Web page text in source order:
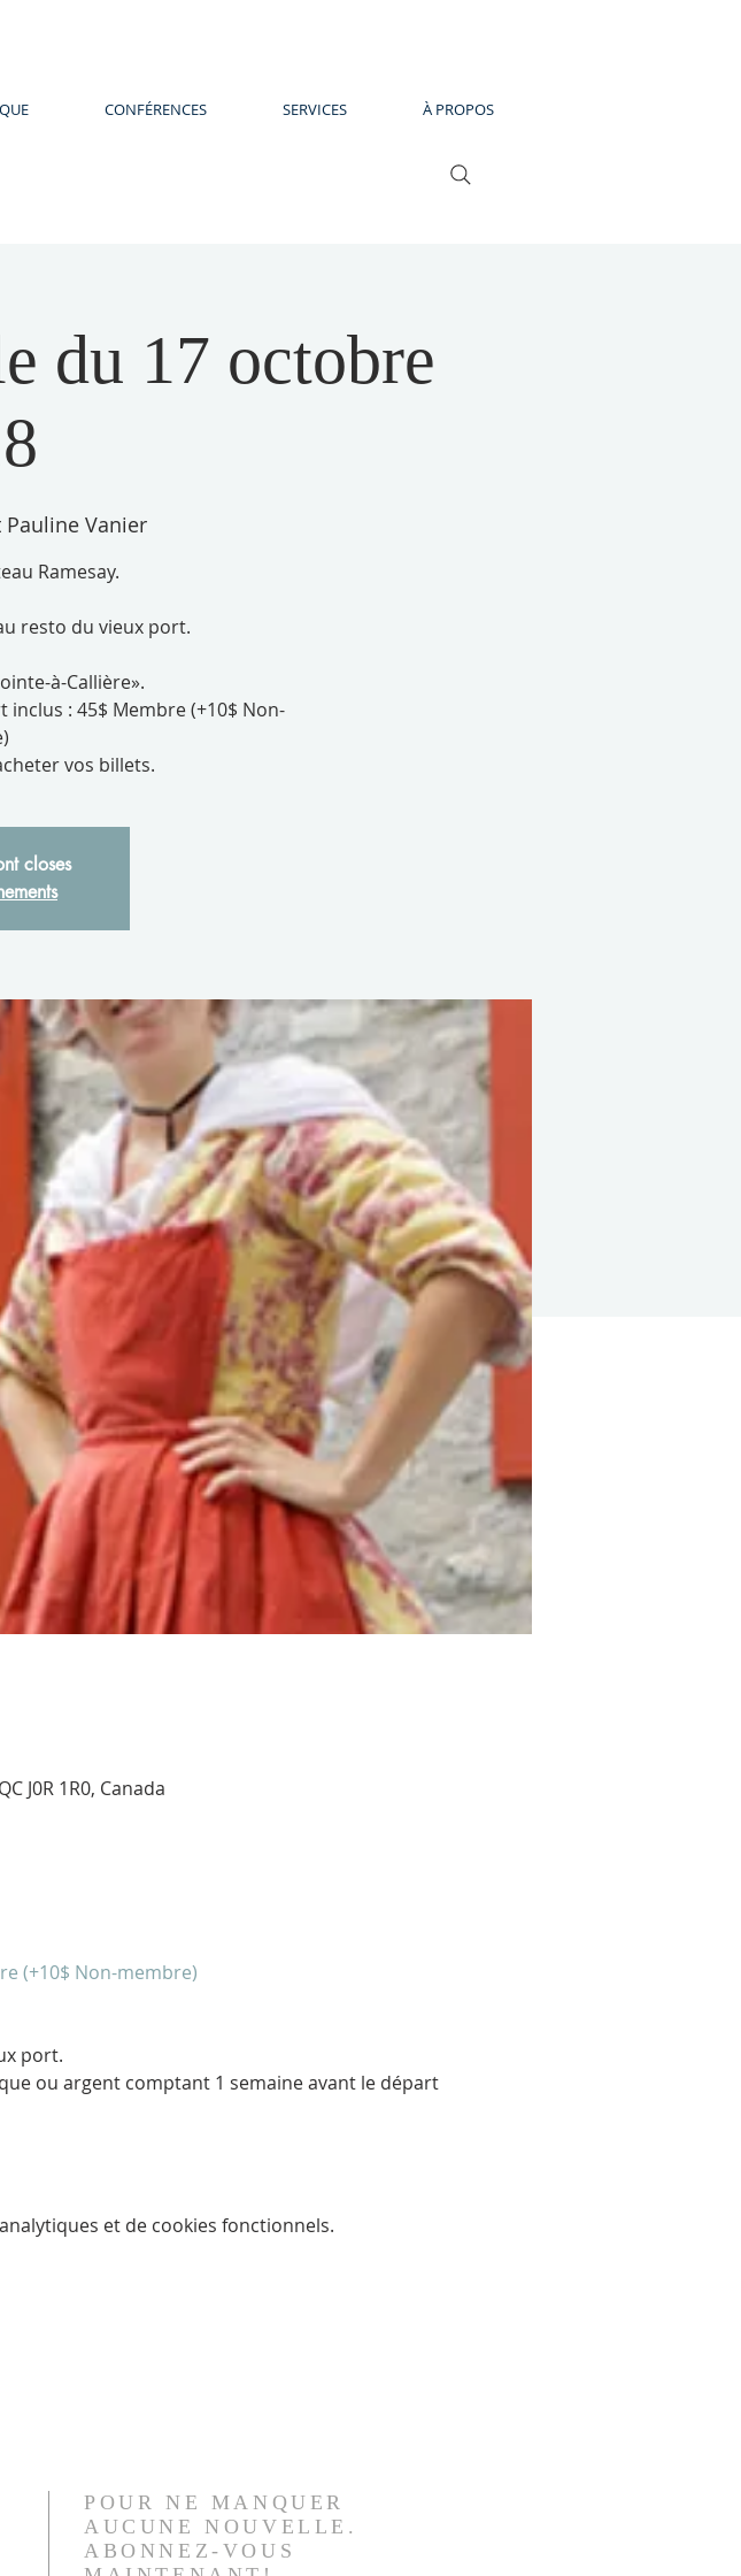
CONFÉRENCES SERVICES À PROPOS
du 17 octobre
Pauline Vanier
Ramesay.
resto du vieux port.
à-Callière».
: 45$ Membre (+10$ Non-
vos billets.
closes
J0R 1R0, Canada
ou argent comptant 1 semaine avant le départ
et de cookies fonctionnels.
POUR NE MANQUER
AUCUNE NOUVELLE.
ABONNEZ-VOUS